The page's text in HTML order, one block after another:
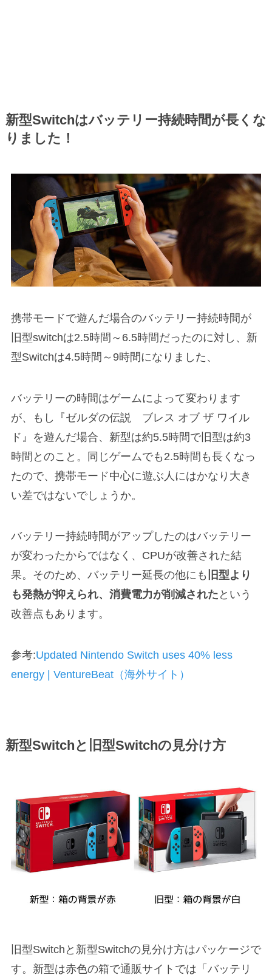
新型Switchはバッテリー持続時間が長くな
りました！
携帯モードで遊んだ場合のバッテリー持続時間が
旧型switchは2.5時間～6.5時間だったのに対し、新
型Switchは4.5時間～9時間になりました、
バッテリーの時間はゲームによって変わります
が、もし『ゼルダの伝説 ブレス オブ ザ ワイル
ド』を遊んだ場合、新型は約5.5時間で旧型は約3
時間とのこと。同じゲームでも2.5時間も長くなっ
たので、携帯モード中心に遊ぶ人にはかなり大き
い差ではないでしょうか。
バッテリー持続時間がアップしたのはバッテリー
が変わったからではなく、CPUが改善された結
果。そのため、バッテリー延長の他にも 旧型より
も発熱が抑えられ、消費電力が削減された という
改善点もあります。
参考:Updated Nintendo Switch uses 40% less
energy | VentureBeat（海外サイト）
新型Switchと旧型Switchの見分け方
旧型Switchと新型Switchの見分け方はパッケージで
す。新型は赤色の箱で通販サイトでは「バッテリ